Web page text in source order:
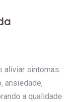
aliviar sintomas
ansiedade,
a qualidade